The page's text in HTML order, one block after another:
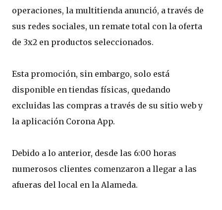
operaciones, la multitienda anunció, a través de
sus redes sociales, un remate total con la oferta
de 3x2 en productos seleccionados.
Esta promoción, sin embargo, solo está
disponible en tiendas físicas, quedando
excluidas las compras a través de su sitio web y
la aplicación Corona App.
Debido a lo anterior, desde las 6:00 horas
numerosos clientes comenzaron a llegar a las
afueras del local en la Alameda.